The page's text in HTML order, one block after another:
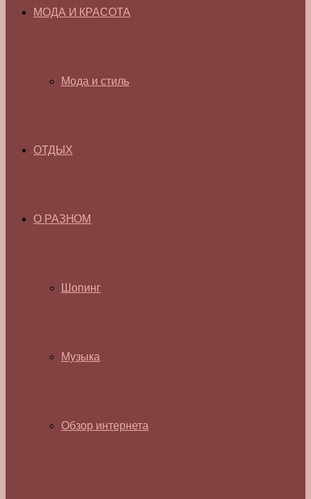
МОДА И КРАСОТА
Мода и стиль
ОТДЫХ
О РАЗНОМ
Шопинг
Музыка
Обзор интернета